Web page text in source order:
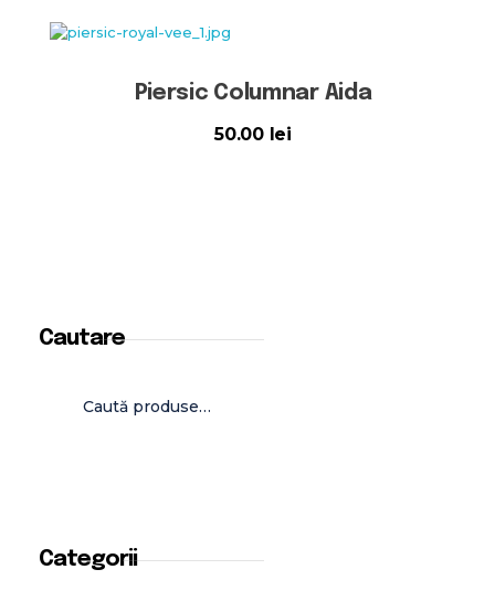
Piersic Columnar Aida
50.00 lei
Cautare
Categorii